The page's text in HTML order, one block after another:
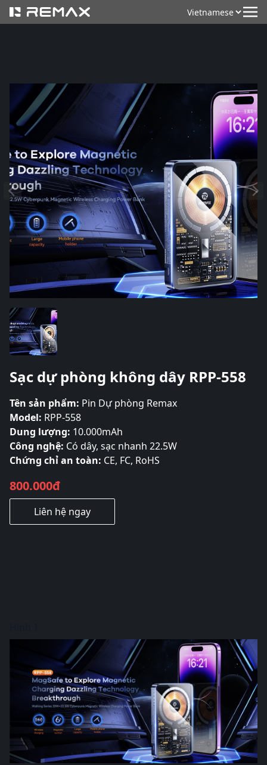
Sạc dự phòng không dây RPP-558
Tên sản phẩm: Pin Dự phòng Remax
Model: RPP-558
Dung lượng: 10.000mAh
Công nghệ: Có dây, sạc nhanh 22.5W
Chứng chỉ an toàn: CE, FC, RoHS
800.000đ
Liên hệ ngay